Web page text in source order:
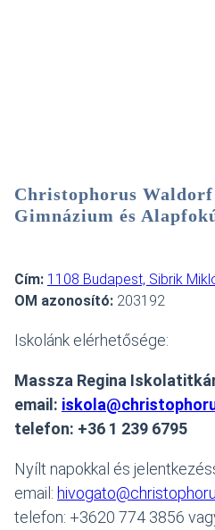
Christophorus
Gimnázium és
Cím: 1108 Budapest, Sibrik
OM azonosító: 203192
Iskolánk elérhetősége:
Massza Regina
email:
telefon: +36 1 239 6795
Nyílt napokkal és
email:
telefon: +3620 774 3856